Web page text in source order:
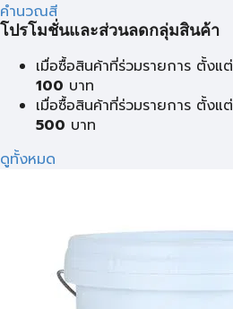
คำนวณสี
โปรโมชั่นและส่วนลดกลุ่มสินค้า
เมื่อซื้อสินค้าที่ร่วมรายการ ตั้งแต่
100 บาท
เมื่อซื้อสินค้าที่ร่วมรายการ ตั้งแต่
500 บาท
ดูทั้งหมด